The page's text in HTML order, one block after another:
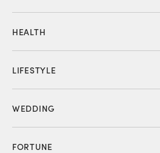
HEALTH
LIFESTYLE
WEDDING
FORTUNE